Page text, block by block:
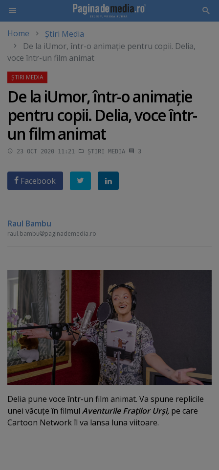
main
content
Home
Știri Media
De la iUmor, într-o animaţie pentru copii. Delia,
voce într-un film animat
De la iUmor, într-o animaţie
pentru copii. Delia, voce într-
un film animat
23 OCT 2020 11:21 ȘTIRI MEDIA 3
Facebook
Raul Bambu
raul.bambu paginademedia.ro
Delia pune voce într-un film animat. Va spune replicile
unei văcuţe în filmul Aventurile Fraţilor Urşi, pe care
Cartoon Network îl va lansa luna viitoare.